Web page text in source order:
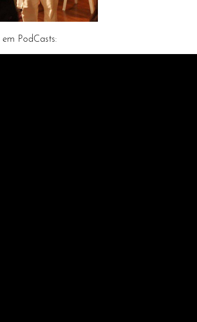
PodCasts: